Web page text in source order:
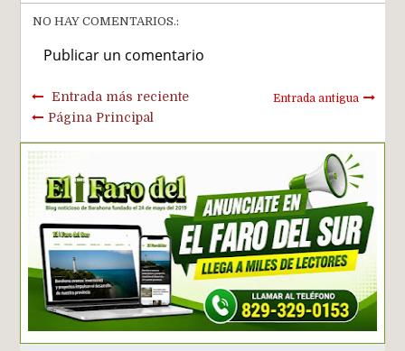
NO HAY COMENTARIOS.:
Publicar un comentario
Entrada más reciente Entrada antigua
Página Principal